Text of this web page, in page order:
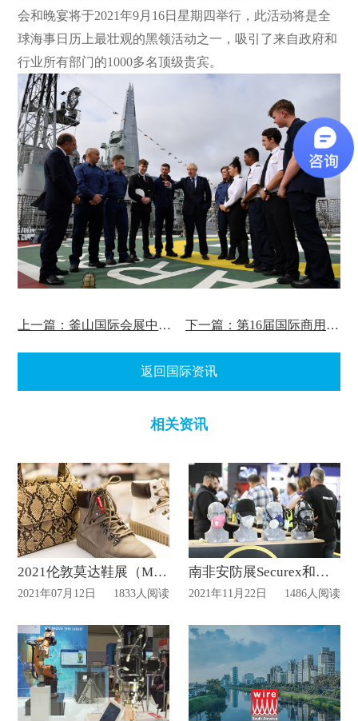
会和晚宴将于2021年9月16日星期四举行，此活动将是全
球海事日历上最壮观的黑领活动之一，吸引了来自政府和
行业所有部门的1000多名顶级贵宾。
上一篇：釜山国际会展中心（BEXCO） 下一篇：第16届国际商用车展(comtrans)
返回国际资讯
相关资讯
2021伦敦莫达鞋展（Moda）
2021年07月12日 1833人阅读
南非安防展Securex和劳保展A-OSH延期至2022年五月举办
2021年11月22日 1486人阅读